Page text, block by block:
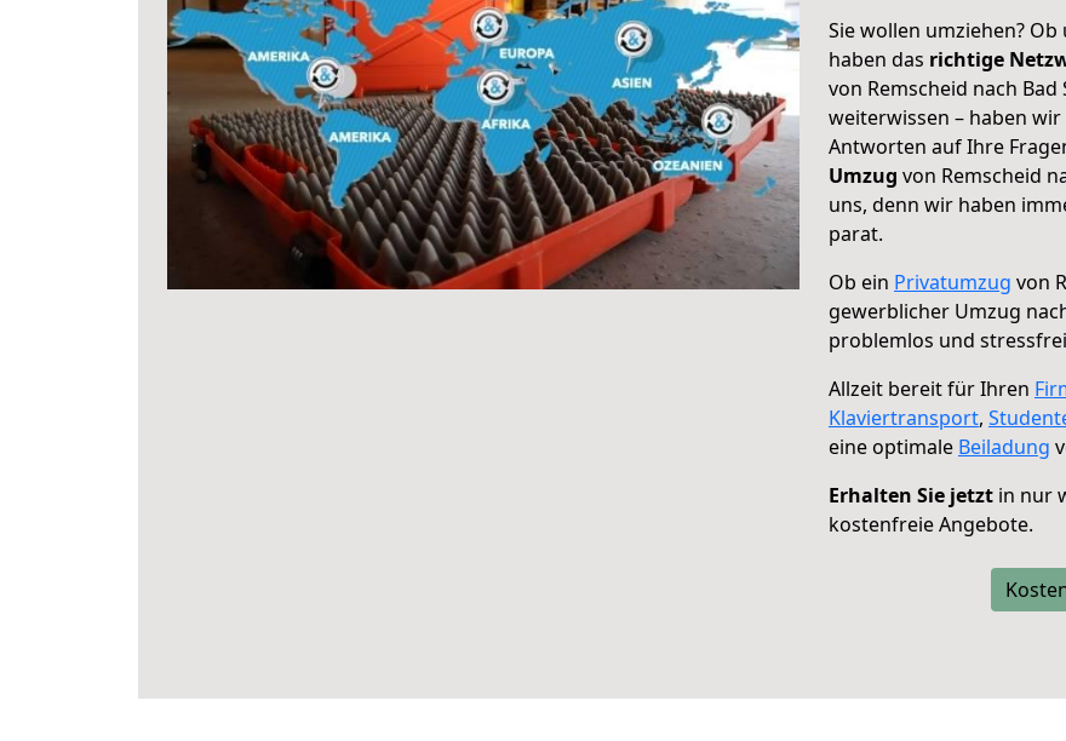
Sie wollen umziehen?
haben das richtige
von Remscheid nach
weiterwissen – haben
Antworten auf Ihre
Umzug von Remscheid
uns, denn wir haben
parat.
Ob ein Privatumzug von
gewerblicher Umzug
problemlos und
Allzeit bereit für Ihren
Klaviertransport,
eine optimale Beiladung
Erhalten Sie jetzt in nur
kostenfreie Angebote.